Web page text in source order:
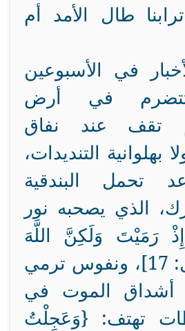
طال الأمد أم
في الأسبوعين
تتضرم في أرض
تقف عند نفاق
بهلوانية التنديدات،
تحمل البندقية
الذي يصحبه نور
رَمَيْتَ وَلَكِنَّ اللَّهَ
رَمَى} [الأنفال: 17]، ونفوس ترمي
أشداق الموت في
تهتف: {وَعَجِلْتُ